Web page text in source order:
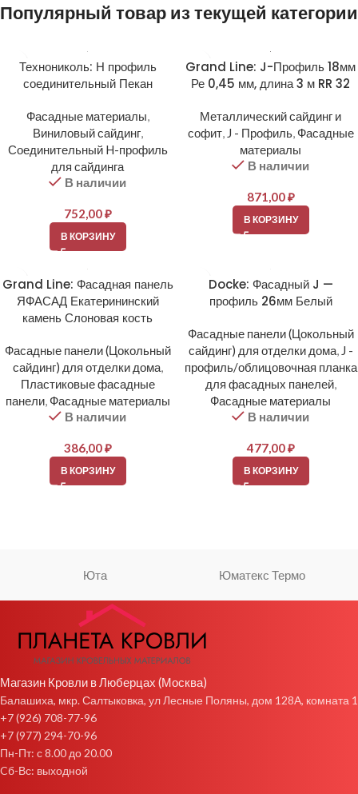
Популярный товар из текущей категории
Технониколь: Н профиль
соединительный Пекан
Фасадные материалы,
Виниловый сайдинг,
Соединительный H-профиль
для сайдинга
В наличии
752,00₽
В КОРЗИНУ
Grand Line: J-Профиль 18мм
Ре 0,45 мм, длина 3 м RR 32
Металлический сайдинг и
софит, J - Профиль, Фасадные
материалы
В наличии
871,00₽
В КОРЗИНУ
Grand Line: Фасадная панель
ЯФАСАД Екатерининский
камень Слоновая кость
Фасадные панели (Цокольный
сайдинг) для отделки дома,
Пластиковые фасадные
панели, Фасадные материалы
В наличии
386,00₽
В КОРЗИНУ
Docke: Фасадный J —
профиль 26мм Белый
Фасадные панели (Цокольный
сайдинг) для отделки дома, J -
профиль/облицовочная планка
для фасадных панелей,
Фасадные материалы
В наличии
477,00₽
В КОРЗИНУ
Юта Юматекс Термо
Магазин Кровли в Люберцах (Москва)
Балашиха, мкр. Салтыковка, ул Лесные Поляны, дом 128А, комната 1
+7 (926) 708-77-96
+7 (977) 294-70-96
Пн-Пт: с 8.00 до 20.00
Cб-Вс: выходной